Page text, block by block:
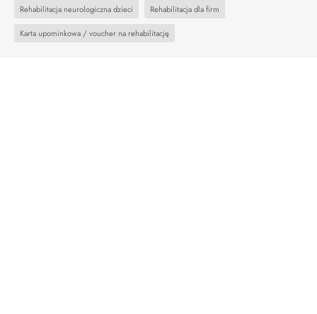
Rehabilitacja neurologiczna dzieci Rehabilitacja dla firm
Karta upominkowa / voucher na rehabilitację